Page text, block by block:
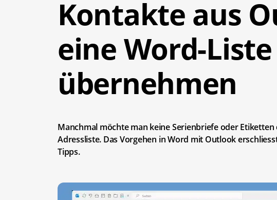
Kontakte aus
eine Word-Liste
übernehmen
Manchmal möchte man keine Serienbriefe oder
Adressliste. Das Vorgehen in Word mit Outlook
Tipps.